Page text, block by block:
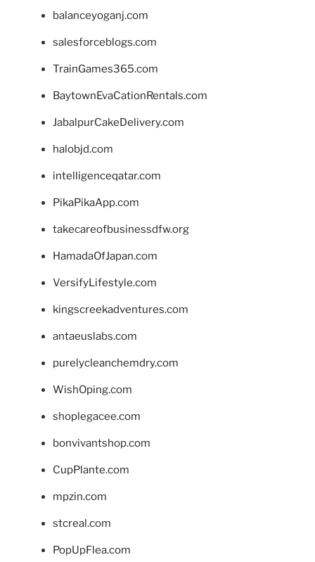
balanceyoganj.com
salesforceblogs.com
TrainGames365.com
BaytownEvaCationRentals.com
JabalpurCakeDelivery.com
halobjd.com
intelligenceqatar.com
PikaPikaApp.com
takecareofbusinessdfw.org
HamadaOfJapan.com
VersifyLifestyle.com
kingscreekadventures.com
antaeuslabs.com
purelycleanchemdry.com
WishOping.com
shoplegacee.com
bonvivantshop.com
CupPlante.com
mpzin.com
stcreal.com
PopUpFlea.com